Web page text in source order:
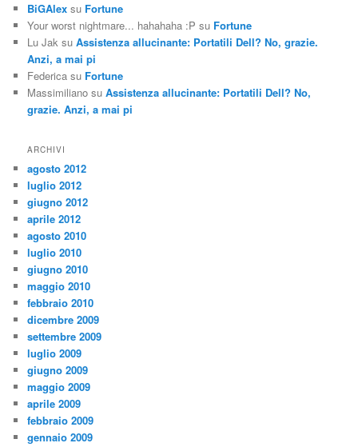
BiGAlex su Fortune
Your worst nightmare... hahahaha :P su Fortune
Lu Jak suAssistenza allucinante: Portatili Dell? No, grazie.
Anzi, a mai pi
Federica su Fortune
Massimiliano suAssistenza allucinante: Portatili Dell? No,
grazie. Anzi, a mai pi
ARCHIVI
agosto 2012
luglio 2012
giugno 2012
aprile 2012
agosto 2010
luglio 2010
giugno 2010
maggio 2010
febbraio 2010
dicembre 2009
settembre 2009
luglio 2009
giugno 2009
maggio 2009
aprile 2009
febbraio 2009
gennaio 2009